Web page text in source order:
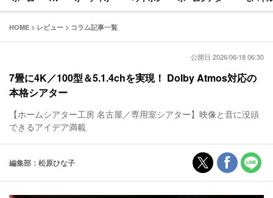
HOME > レビュー > コラム記事一覧
公開日 2026/06/18 06:30
7畳に4K／100型＆5.1.4chを実現！ Dolby Atmos対応の
本格シアター
【ホームシアター工房 名古屋／専用室シアター】映像と音に没頭
できるアイデア満載
編集部：松原ひな子